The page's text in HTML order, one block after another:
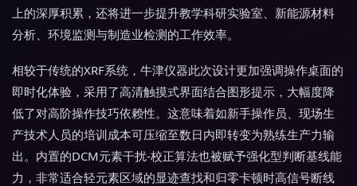
上的深厚积累，还将进一步提升教学科研实验室、新能源材料
分析、环境监测与制造业检测的工作效率。
相较于传统的XRF系统，牛津仪器此次设计更加强调操作桌面的
即时化体验，采用了高清触摸式界面结合图形提示，大幅度降
低了对高阶操作技巧依赖性。这意味着如新手操作员、现场生
产技术人员的培训成本可压缩至数日内即转变为熟练生产力输
出。内置的DCM元素干扰-校正算法也被赋予强化型判断基线能
力，非常适合轻元素区域的显迹查找和归零卡顿时高信号断线